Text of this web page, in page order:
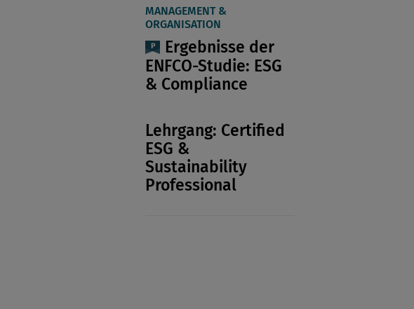
MANAGEMENT &
ORGANISATION
Ergebnisse der
ENFCO-Studie: ESG
& Compliance
Lehrgang: Certified
ESG &
Sustainability
Professional